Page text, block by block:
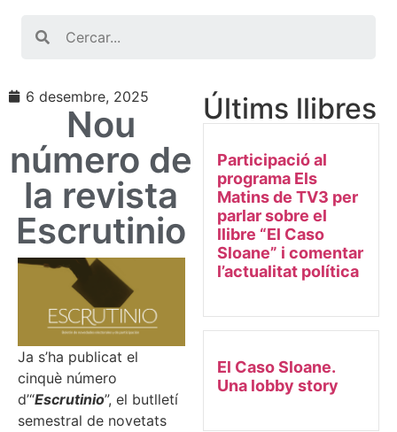
6 desembre, 2025
Nou
número de
la revista
Escrutinio
Ja s’ha publicat el
cinquè número
d’“Escrutinio”, el butlletí
semestral de novetats
Últims llibres
Participació al
programa Els
Matins de TV3 per
parlar sobre el
llibre “El Caso
Sloane” i comentar
l’actualitat política
El Caso Sloane.
Una lobby story